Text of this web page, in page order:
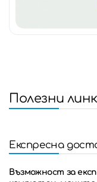
Полезни
Експресна
Възможност за